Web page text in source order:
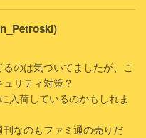
のは気づいてましたが、こ
リティ対策？
入荷しているのかもしれま
なのもファミ通の売りだ